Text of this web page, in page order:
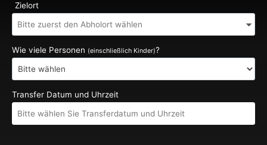
Zielort
Wie viele Personen (einschließlich Kinder)?
Transfer Datum und Uhrzeit